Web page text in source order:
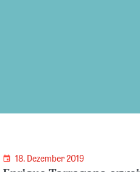
18. Dezember 2019